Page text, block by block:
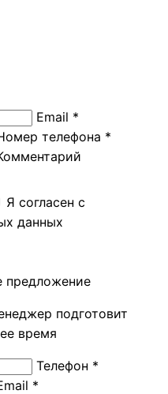
Email *
телефона *
Я согласен с
данных
предложение
подготовит
время
Телефон *
*